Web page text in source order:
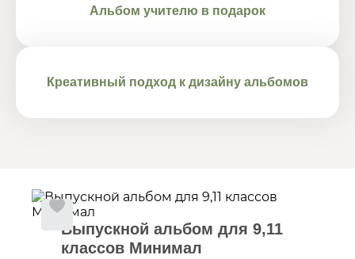
Альбом учителю в подарок
Креативный подход к дизайну альбомов
Выпускной альбом для 9,11
классов Минимал